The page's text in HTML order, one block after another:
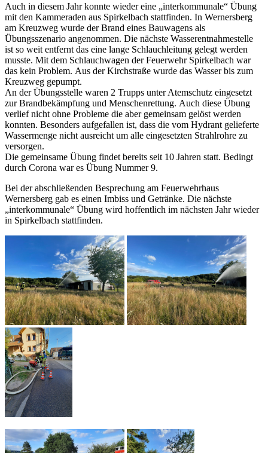
Auch in diesem Jahr konnte wieder eine „interkommunale“ Übung
mit den Kammeraden aus Spirkelbach stattfinden. In Wernersberg
am Kreuzweg wurde der Brand eines Bauwagens als
Übungsszenario angenommen. Die nächste Wasserentnahmestelle
ist so weit entfernt das eine lange Schlauchleitung gelegt werden
musste. Mit dem Schlauchwagen der Feuerwehr Spirkelbach war
das kein Problem. Aus der Kirchstraße wurde das Wasser bis zum
Kreuzweg gepumpt.
An der Übungsstelle waren 2 Trupps unter Atemschutz eingesetzt
zur Brandbekämpfung und Menschenrettung. Auch diese Übung
verlief nicht ohne Probleme die aber gemeinsam gelöst werden
konnten. Besonders aufgefallen ist, dass die vom Hydrant gelieferte
Wassermenge nicht ausreicht um alle eingesetzten Strahlrohre zu
versorgen.
Die gemeinsame Übung findet bereits seit 10 Jahren statt. Bedingt
durch Corona war es Übung Nummer 9.
Bei der abschließenden Besprechung am Feuerwehrhaus
Wernersberg gab es einen Imbiss und Getränke. Die nächste
„interkommunale“ Übung wird hoffentlich im nächsten Jahr wieder
in Spirkelbach stattfinden.